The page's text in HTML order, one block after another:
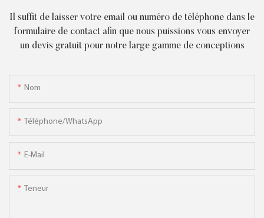
Il suffit de laisser votre email ou numéro de téléphone dans le
formulaire de contact afin que nous puissions vous envoyer
un devis gratuit pour notre large gamme de conceptions
Nom
Téléphone/WhatsApp
E-Mail
Teneur